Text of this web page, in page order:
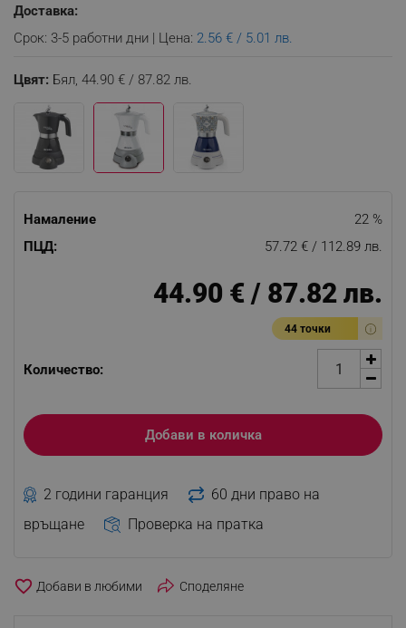
Доставка:
Срок: 3-5 работни дни | Цена: 2.56 € / 5.01 лв.
Цвят: Бял, 44.90 € / 87.82 лв.
Намаление
22 %
ПЦД:
57.72 € / 112.89 лв.
44.90 € / 87.82 лв.
44 точки
Количество:
Добави в количка
2 години гаранция
60 дни право на
връщане
Проверка на пратка
favorite_border Споделяне